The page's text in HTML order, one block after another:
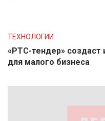
ТЕХНОЛОГИИ
«РТС-тендер» создаст
для малого бизнеса